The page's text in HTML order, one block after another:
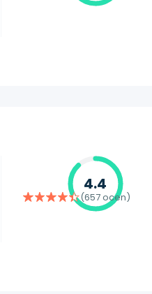
4.4
(657 ocen)